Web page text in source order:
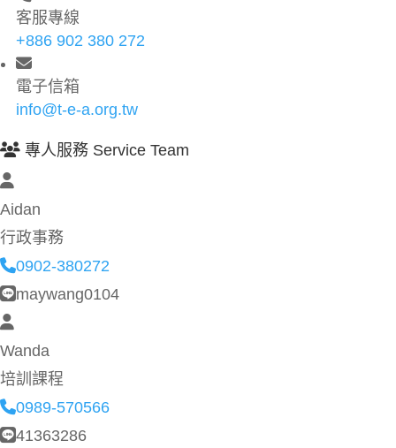
客服專線
+886 902 380 272
電子信箱
info@t-e-a.org.tw
專人服務 Service Team
Aidan
行政事務
0902-380272
maywang0104
Wanda
培訓課程
0989-570566
41363286